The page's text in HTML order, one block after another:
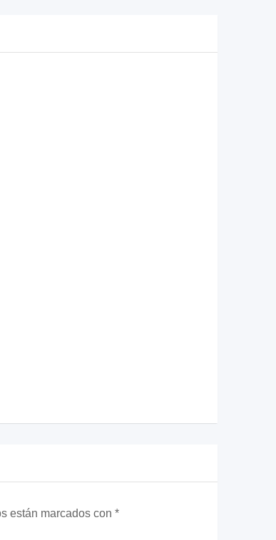
están marcados con *